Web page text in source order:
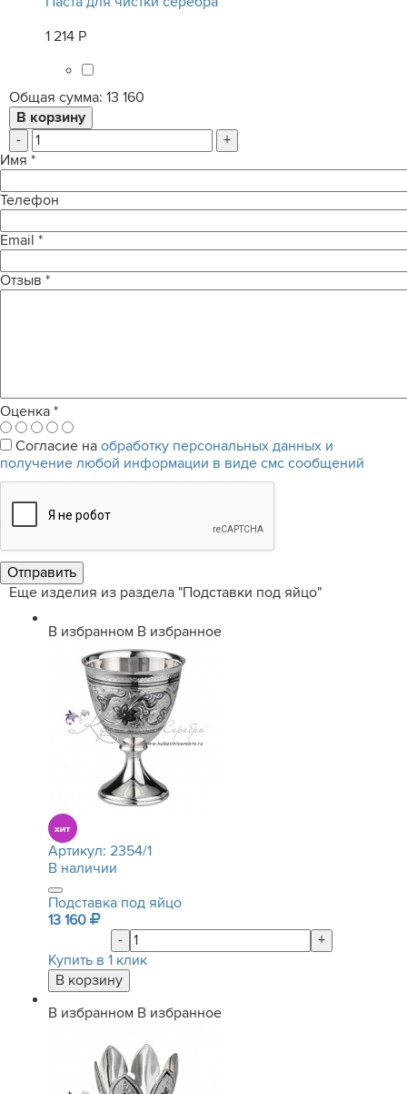
1 214 Р
Общая сумма: 13 160
-
+
Имя *
Телефон
Email *
Отзыв *
Оценка *
Согласие на обработку персональных данных и
получение любой информации в виде смс сообщений
Еще изделия из раздела "Подставки под яйцо"
В избранном В избранное
Артикул: 2354/1
В наличии
Подставка под яйцо
13 160
-
+
Купить в 1 клик
В избранном В избранное